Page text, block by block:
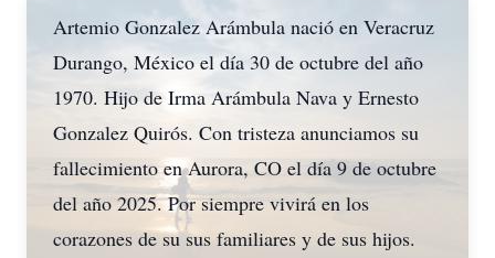
Artemio Gonzalez Arámbula nació en Veracruz
Durango, México el día 30 de octubre del año
1970. Hijo de Irma Arámbula Nava y Ernesto
Gonzalez Quirós. Con tristeza anunciamos su
fallecimiento en Aurora, CO el día 9 de octubre
del año 2025. Por siempre vivirá en los
corazones de su sus familiares y de sus hijos.